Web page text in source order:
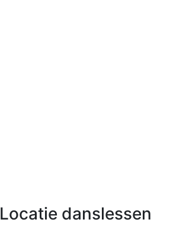
Locatie danslessen